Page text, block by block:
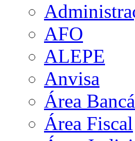
AFO
ALEPE
Anvisa
Área
Área Fiscal